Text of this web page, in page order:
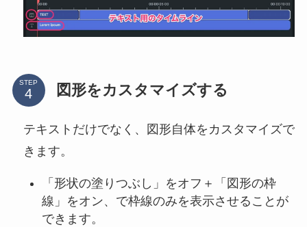
STEP 図形をカスタマイズする
テキストだけでなく、図形自体をカスタマイズで
きます。
「形状の塗りつぶし」をオフ＋「図形の枠
線」をオン、で枠線のみを表示させることが
できます。